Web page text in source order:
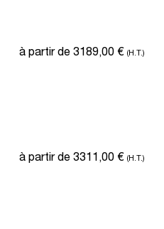
à partir de 3189,00 € (H.T.)
à partir de 3311,00 € (H.T.)